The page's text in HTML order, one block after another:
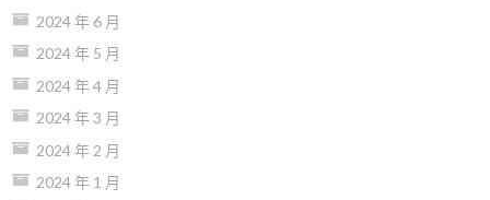
2024 年 6 月
2024 年 5 月
2024 年 4 月
2024 年 3 月
2024 年 2 月
2024 年 1 月